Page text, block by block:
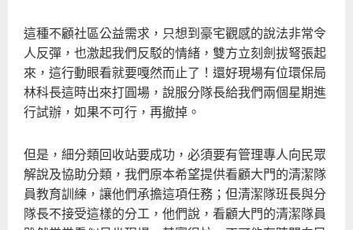
這種不顧社區公益需求，只想到豪宅觀感的說法非常令
人反彈，也激起我們反駁的情緒，雙方立刻劍拔弩張起
來，這行動眼看就要嘎然而止了！還好現場有位環保局
林科長這時出來打圓場，說服分隊長給我們兩個星期進
行試辦，如果不可行，再撤掉。
但是，細分類回收站要成功，必須要有管理專人向民眾
解說及協助分類，我們原本希望提供看顧大門的清潔隊
員教育訓練，讓他們承擔這項任務；但清潔隊班長與分
隊長不接受這樣的分工，他們說，看顧大門的清潔隊員